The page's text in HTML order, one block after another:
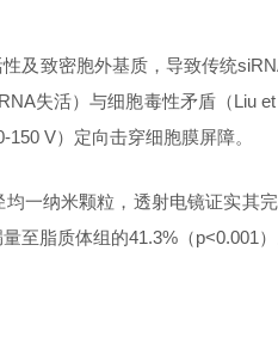
及致密胞外基质，导致传统
失活）与细胞毒性矛盾（Liu
V）定向击穿细胞膜屏障。
一纳米颗粒，透射电镜证实其
至脂质体组的41.3%（p<0.001）